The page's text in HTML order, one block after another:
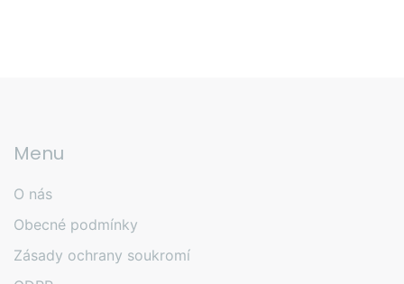
Menu
O nás
Obecné podmínky
Zásady ochrany soukromí